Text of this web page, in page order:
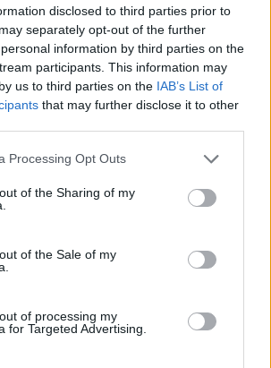
disclosed to third parties prior to
separately opt-out of the further
information by third parties on the
participants. This information may
us to third parties on the IAB’s List of
that may further disclose it to other
website/app uses one or more Google
or usage behaviour. You may click to
to Google and its third-party tags to
specified purposes in below Google
Processing Opt Outs
of the Sharing of my
of the Sale of my
of processing my
for Targeted Advertising.
JuditA bajnokban (fotó: Toldy
kevesebb szerepet osszanak rád,
ami tényleg nem sok, de nem is
anyai és fáradtsági szempontok
hogy jobban tudok
vagyok akkora nyomás alatt. Az
így sem sokkal kevesebb a munka,
hogy oké, hogy az életem
de egyharmad hadd legyen